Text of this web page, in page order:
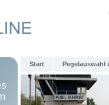
Start Pegelauswahl